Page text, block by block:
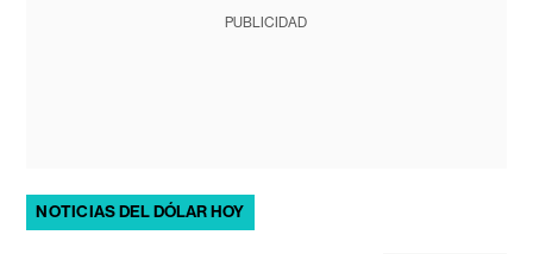
PUBLICIDAD
NOTICIAS DEL DÓLAR HOY